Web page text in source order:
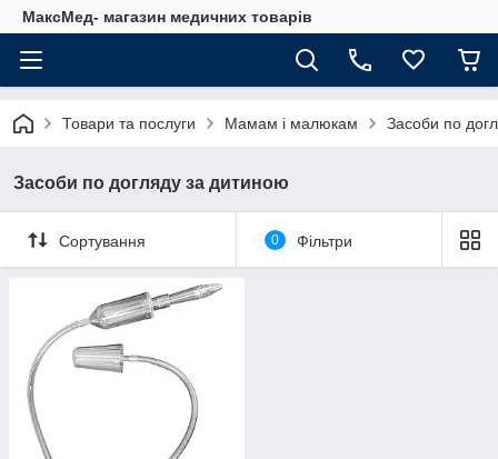
МаксМед- магазин медичних товарів
Товари та послуги Мамам і малюкам Засоби по
Засоби по догляду за дитиною
Сортування 0 Фільтри